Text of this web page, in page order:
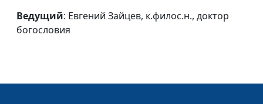
богословия
Ведущий: Евгений Зайцев, к.филос.н., доктор
богословия